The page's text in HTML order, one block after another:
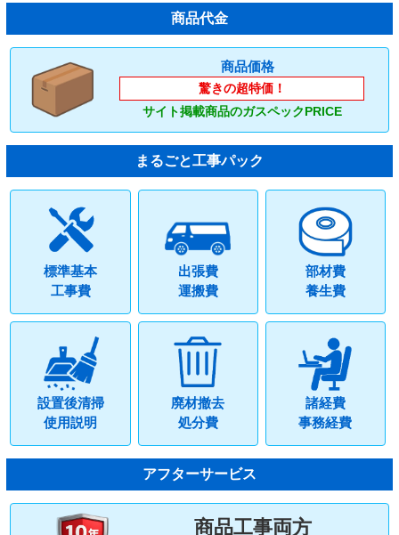
商品代金
商品価格
驚きの超特価！
サイト掲載商品のガスペックPRICE
まるごと工事パック
標準基本
工事費
出張費
運搬費
部材費
養生費
設置後清掃
使用説明
廃材撤去
処分費
諸経費
事務経費
アフターサービス
商品工事両方